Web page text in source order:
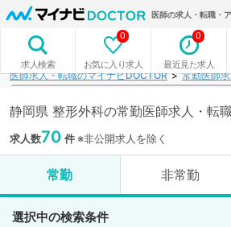
医師の求人・転職・
求人検索 お気に入り求人
0
最近見た求人
0
医師求人・転職のマイナビDOCTOR 常勤医師
静岡県 整形外科の常勤医師求人・転
求人数70 件※非公開求人を除く
常勤 非常勤
選択中の検索条件